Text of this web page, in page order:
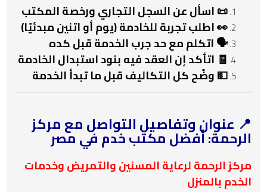
📜 اسأل عن السجل التجاري ورخصة المكتب
👀 اطلب تجربة للخادمة (يوم أو اتنين مبدئيًا)
🗣️ اتكلم مع حد جرب الخدمة قبل كده
🧾 اتأكد إن العقد فيه بنود استبدال الخادمة
💵 وضّح كل التكاليف قبل ما تبدأ الخدمة
📍 عنوان وتفاصيل التواصل مع مركز
الرحمة: أفضل مكتب خدم في مصر
مركز الرحمة لرعاية المسنين والتمريض وخدمات
الخدم بالمنزل